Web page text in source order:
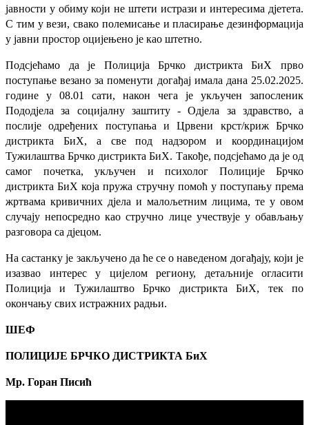
јавности у обиму који не штети истрази и интересима дјетета.
С тим у вези, свако полемисање и пласирање дезинформација
у јавни простор оцијењено је као штетно.
Подсјећамо да је Полиција Брчко дистрикта БиХ прво
поступање везано за поменути догађај имала дана 25.02.2025.
године у 08.01 сати, након чега је укључен запосленик
Пододјела за социјалну заштиту - Одјела за здравство, а
послије одређених поступања и Црвени крст/криж Брчко
дистрикта БиХ, а све под надзором и координацијом
Тужилаштва Брчко дистрикта БиХ. Такође, подсјећамо да је од
самог почетка, укључен и психолог Полиције Брчко
дистрикта БиХ која пружа стручну помоћ у поступању према
жртвама кривичних дјела и малољетним лицима, те у овом
случају непосредно као стручно лице учествује у обављању
разговора са дјецом.
На састанку је закључено да ће се о наведеном догађају, који је
изазвао интерес у цијелом региону, детаљније огласити
Полиција и Тужилаштво Брчко дистрикта БиХ, тек по
окончању свих истражних радњи.
ШЕФ
ПОЛИЦИЈЕ БРЧКО ДИСТРИКТА БиХ
Мр. Горан Писић